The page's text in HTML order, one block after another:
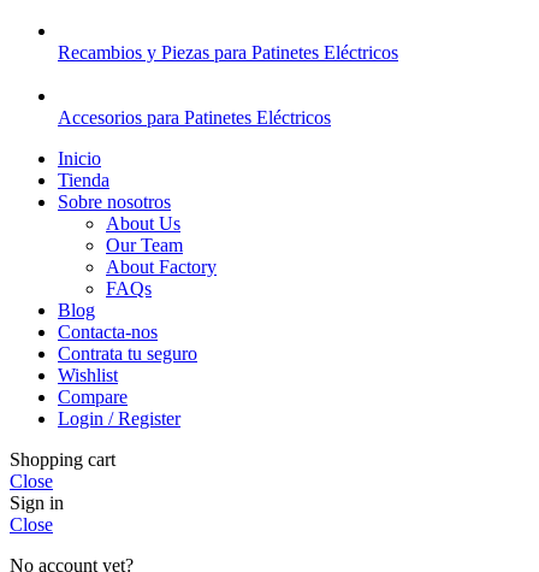
Recambios y Piezas para Patinetes Eléctricos
Accesorios para Patinetes Eléctricos
Inicio
Tienda
Sobre nosotros
About Us
Our Team
About Factory
FAQs
Blog
Contacta-nos
Contrata tu seguro
Wishlist
Compare
Login / Register
Shopping cart
Close
Sign in
Close
No account yet?